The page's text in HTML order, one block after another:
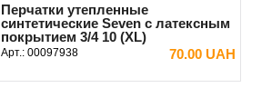
Перчатки утепленные
синтетические Seven с латексным
покрытием 3/4 10 (XL)
Арт.: 00097938 70.00 UAH
В КОРЗИНУ